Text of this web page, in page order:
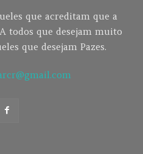
que acreditam que a
todos que desejam muito
que desejam Pazes.